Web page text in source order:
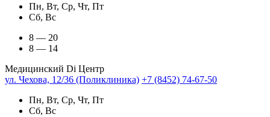
Пн, Вт, Ср, Чт, Пт
Сб, Вс
8 — 20
8 — 14
Медицинский Di Центр
ул. Чехова, 12/36 (Поликлиника) +7 (8452) 74-67-50
Пн, Вт, Ср, Чт, Пт
Сб, Вс